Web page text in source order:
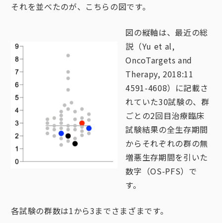
それを並べたのが、こちらの図です。
図の縦軸は、最近の総
説（Yu et al,
OncoTargets and
Therapy, 2018:11
4591-4608）に記載さ
れていた30試験の、群
ごとの2回目治療臨床
試験結果の全生存期間
からそれぞれの群の無
増悪生存期間を引いた
数字（OS-PFS）で
す。
各試験の群数は1から3までさまざまです。